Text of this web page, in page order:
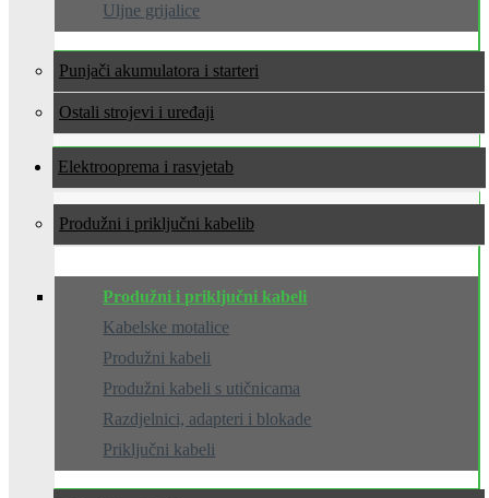
Uljne grijalice
Punjači akumulatora i starteri
Ostali strojevi i uređaji
Elektrooprema i rasvjeta
Produžni i priključni kabeli
Produžni i priključni kabeli
Kabelske motalice
Produžni kabeli
Produžni kabeli s utičnicama
Razdjelnici, adapteri i blokade
Priključni kabeli